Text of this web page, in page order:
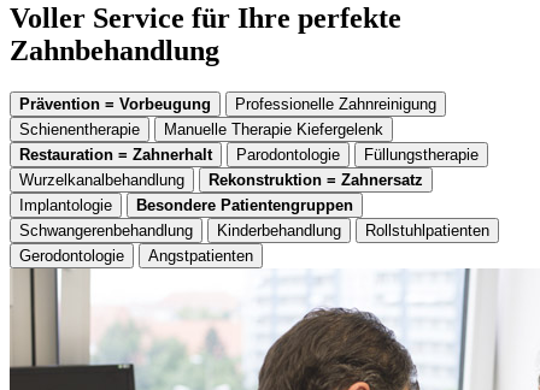
Voller Service für Ihre perfekte
Zahnbehandlung
Prävention = Vorbeugung
Professionelle Zahnreinigung
Schienentherapie
Manuelle Therapie Kiefergelenk
Restauration = Zahnerhalt
Parodontologie
Füllungstherapie
Wurzelkanalbehandlung
Rekonstruktion = Zahnersatz
Implantologie
Besondere Patientengruppen
Schwangerenbehandlung
Kinderbehandlung
Rollstuhlpatienten
Gerodontologie
Angstpatienten